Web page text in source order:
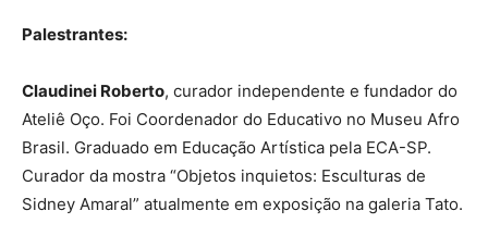
Palestrantes:
Claudinei Roberto, curador independente e fundador do
Ateliê Oço. Foi Coordenador do Educativo no Museu Afro
Brasil. Graduado em Educação Artística pela ECA-SP.
Curador da mostra “Objetos inquietos: Esculturas de
Sidney Amaral” atualmente em exposição na galeria Tato.